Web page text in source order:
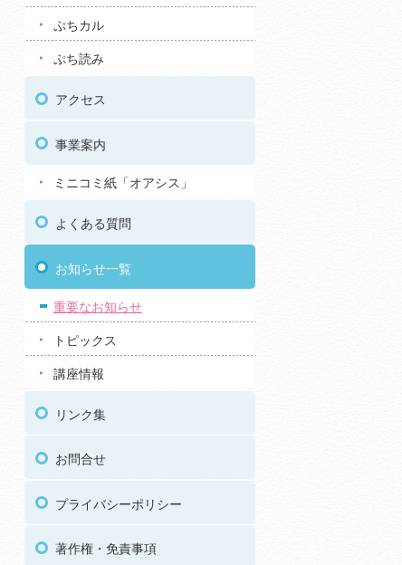
ぷちカル
ぷち読み
アクセス
事業案内
ミニコミ紙「オアシス」
よくある質問
お知らせ一覧
重要なお知らせ
トピックス
講座情報
リンク集
お問合せ
プライバシーポリシー
著作権・免責事項